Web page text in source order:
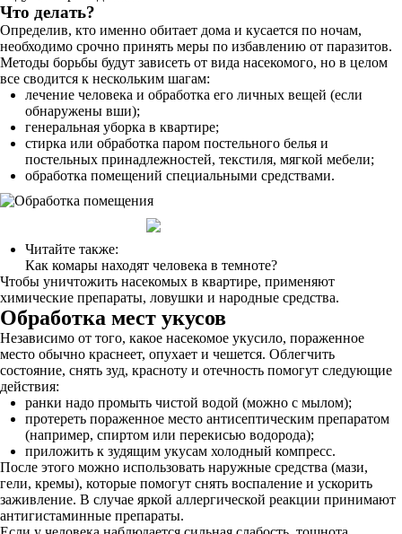
Что делать?
Определив, кто именно обитает дома и кусается по ночам,
необходимо срочно принять меры по избавлению от паразитов.
Методы борьбы будут зависеть от вида насекомого, но в целом
все сводится к нескольким шагам:
лечение человека и обработка его личных вещей (если
обнаружены вши);
генеральная уборка в квартире;
стирка или обработка паром постельного белья и
постельных принадлежностей, текстиля, мягкой мебели;
обработка помещений специальными средствами.
Читайте также:
Как комары находят человека в темноте?
Чтобы уничтожить насекомых в квартире, применяют
химические препараты, ловушки и народные средства.
Обработка мест укусов
Независимо от того, какое насекомое укусило, пораженное
место обычно краснеет, опухает и чешется. Облегчить
состояние, снять зуд, красноту и отечность помогут следующие
действия:
ранки надо промыть чистой водой (можно с мылом);
протереть пораженное место антисептическим препаратом
(например, спиртом или перекисью водорода);
приложить к зудящим укусам холодный компресс.
После этого можно использовать наружные средства (мази,
гели, кремы), которые помогут снять воспаление и ускорить
заживление. В случае яркой аллергической реакции принимают
антигистаминные препараты.